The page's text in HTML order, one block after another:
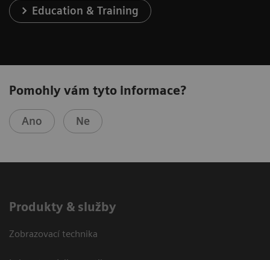
Education & Training
Pomohly vám tyto informace?
Ano Ne
Produkty & služby
Zobrazovací technika